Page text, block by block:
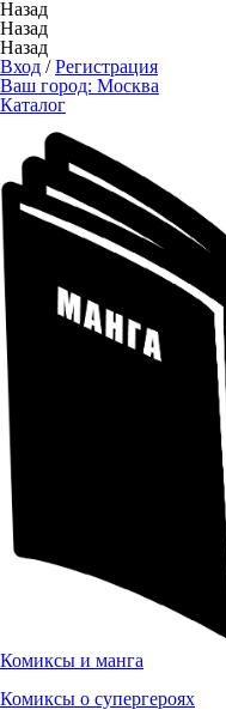
Назад
Назад
Назад
Вход /Регистрация
Ваш город: Москва
Каталог
Комиксы и манга
Комиксы о супергероях